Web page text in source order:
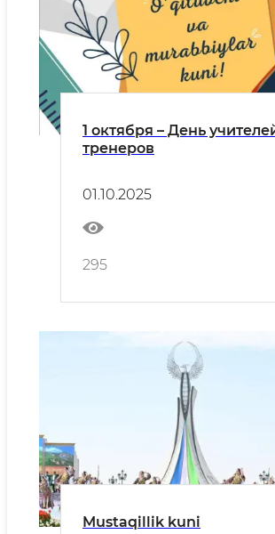
1 октября – День
тренеров
01.10.2025
295
Mustaqillik kuni